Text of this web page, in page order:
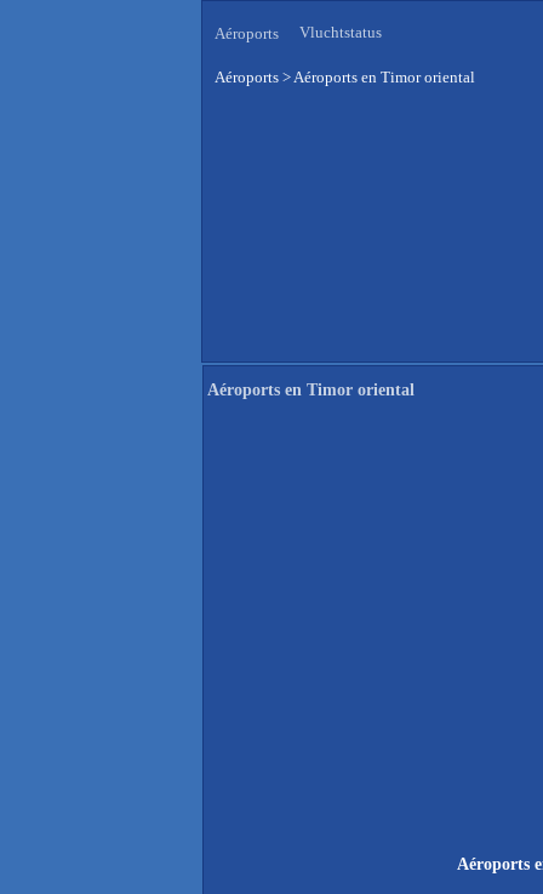
Aéroports Vluchtstatus
Aéroports >Aéroports en Timor oriental
Aéroports en Timor oriental
Aéroports